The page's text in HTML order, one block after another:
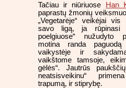
Tačiau ir niūriuose
Han
paprastų žmonių
„Vegetarėje“ veikėjai
savo ligą, ja rūpinasi
poelgiuose“ nužudyto
motina randa
vaikystėje ir
vaikštome tamsoje,
gėlės“. Jautrūs
neatsisveikinu“
trapumą, ir stiprybę.